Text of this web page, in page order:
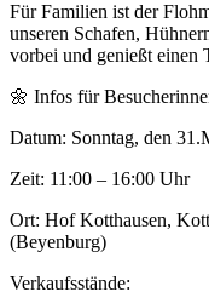
Für Familien ist der
unseren Schafen,
vorbei und genießt einen
🌼 Infos für
Datum: Sonntag, den
Zeit: 11:00 – 16:00 Uhr
Ort: Hof Kotthausen,
(Beyenburg)
Verkaufsstände: